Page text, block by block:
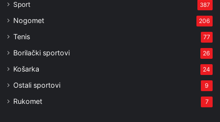
Sport 387
Nogomet 206
Tenis 77
Borilački sportovi 26
Košarka 24
Ostali sportovi 9
Rukomet 7